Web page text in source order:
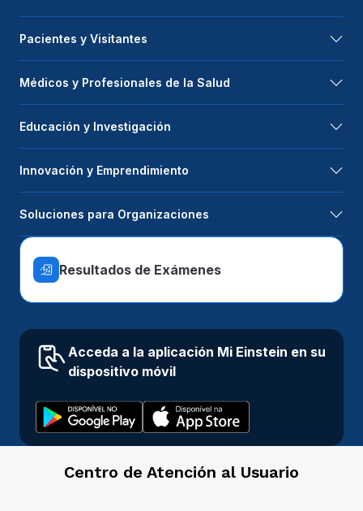
Pacientes y Visitantes
Médicos y Profesionales de la Salud
Educación y Investigación
Innovación y Emprendimiento
Soluciones para Organizaciones
Resultados de Exámenes
Acceda a la aplicación Mi Einstein en su
dispositivo móvil
Centro de Atención al Usuario